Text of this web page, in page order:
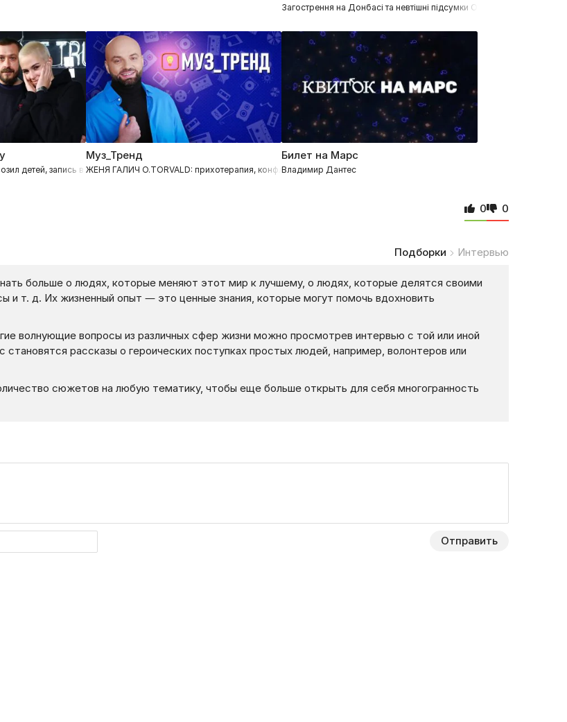
Загострення на Донбасі та невтішні підсумки Олімпіади для збірної
поддержка украинских талантов
детей, запись в ТРО, военный Киев и новые проекты
Муз_Тренд
ЖЕНЯ ГАЛИЧ O.TORVALD: прихотерапия, конфликт с группой «Антитела» ПРЕМЬЕРА «Косяк»
Билет на Марс
Владимир Дантес
0 0
Подборки Интервью
больше о людях, которые меняют этот мир к лучшему, о людях, которые делятся своими
и т. д. Их жизненный опыт — это ценные знания, которые могут помочь вдохновить
волнующие вопросы из различных сфер жизни можно просмотрев интервью с той или иной
рассказы о героических поступках простых людей, например, волонтеров или
сюжетов на любую тематику, чтобы еще больше открыть для себя многогранность
Отправить